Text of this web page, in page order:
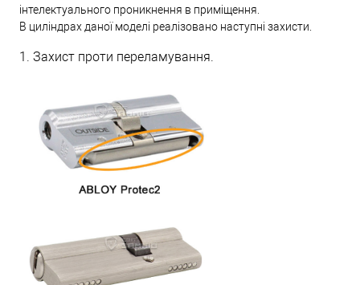
інтелектуального проникнення в приміщення.
В циліндрах даної моделі реалізовано наступні захисти.
1. Захист проти переламування.